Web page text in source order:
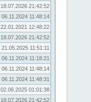
18.07.2026 21:42:52
06.11.2024 11:48:14
22.01.2021 12:48:22
18.07.2026 21:42:52
21.05.2025 11:51:11
06.11.2024 11:18:21
06.11.2024 11:48:14
06.11.2024 11:48:31
02.06.2025 01:01:38
18.07.2026 21:42:52